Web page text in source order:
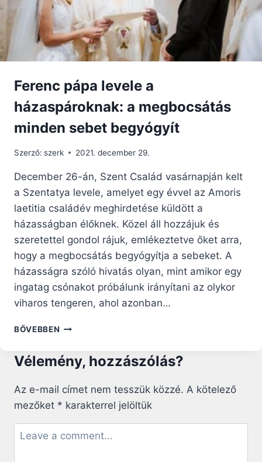
Ferenc pápa levele a
házaspároknak: a megbocsátás
minden sebet begyógyít
Szerző: szerk 2021. december 29.
December 26-án, Szent Család vasárnapján kelt
a Szentatya levele, amelyet egy évvel az Amoris
laetitia családév meghirdetése küldött a
házasságban élőknek. Közel áll hozzájuk és
szeretettel gondol rájuk, emlékeztetve őket arra,
hogy a megbocsátás begyógyítja a sebeket. A
házasságra szóló hivatás olyan, mint amikor egy
ingatag csónakot próbálunk irányítani az olykor
viharos tengeren, ahol azonban…
BŐVEBBEN FERENC
A
A
MEGBOCSÁTÁS
MINDEN
SEBET
BEGYÓGYÍT
Vélemény, hozzászólás?
Az e-mail címet nem tesszük közzé. A kötelező
mezőket * karakterrel jelöltük